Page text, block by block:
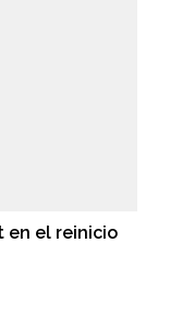
en el reinicio